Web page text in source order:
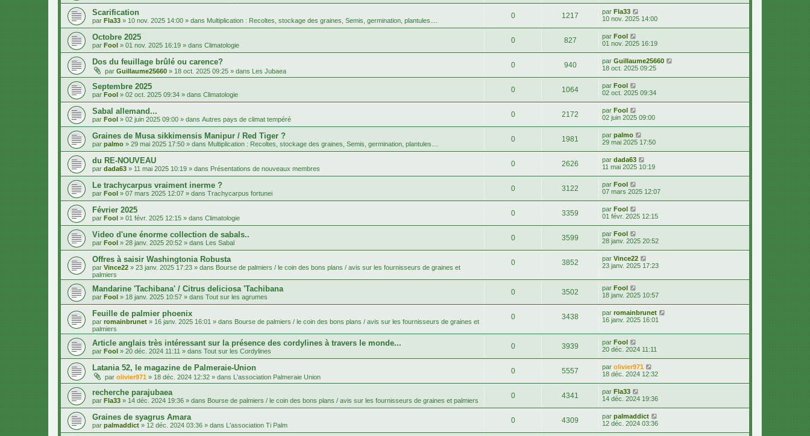
Scarification
par Fla33 » 10 nov. 2025 14:00 » dans Multiplication : Recoltes, stockage des graines, Semis, germination, plantules....
0 1217 par Fla33
10 nov. 2025 14:00
Octobre 2025
par Fool » 01 nov. 2025 16:19 » dans Climatologie
0 827 par Fool
01 nov. 2025 16:19
Dos du feuillage brûlé ou carence?
par Guillaume25660 » 18 oct. 2025 09:25 » dans Les Jubaea
0 940 par Guillaume25660
18 oct. 2025 09:25
Septembre 2025
par Fool » 02 oct. 2025 09:34 » dans Climatologie
0 1064 par Fool
02 oct. 2025 09:34
Sabal allemand...
par Fool » 02 juin 2025 09:00 » dans Autres pays de climat tempéré
0 2172 par Fool
02 juin 2025 09:00
Graines de Musa sikkimensis Manipur / Red Tiger ?
par palmo » 29 mai 2025 17:50 » dans Multiplication : Recoltes, stockage des graines, Semis, germination, plantules....
0 1981 par palmo
29 mai 2025 17:50
du RE-NOUVEAU
par dada63 » 11 mai 2025 10:19 » dans Présentations de nouveaux membres
0 2626 par dada63
11 mai 2025 10:19
Le trachycarpus vraiment inerme ?
par Fool » 07 mars 2025 12:07 » dans Trachycarpus fortunei
0 3122 par Fool
07 mars 2025 12:07
Février 2025
par Fool » 01 févr. 2025 12:15 » dans Climatologie
0 3359 par Fool
01 févr. 2025 12:15
Video d'une énorme collection de sabals..
par Fool » 28 janv. 2025 20:52 » dans Les Sabal
0 3599 par Fool
28 janv. 2025 20:52
Offres à saisir Washingtonia Robusta
par Vince22 » 23 janv. 2025 17:23 » dans Bourse de palmiers / le coin des bons plans / avis sur les fournisseurs de graines et
palmiers
0 3852 par Vince22
23 janv. 2025 17:23
Mandarine 'Tachibana' / Citrus deliciosa 'Tachibana
par Fool » 18 janv. 2025 10:57 » dans Tout sur les agrumes
0 3502 par Fool
18 janv. 2025 10:57
Feuille de palmier phoenix
par romainbrunet » 16 janv. 2025 16:01 » dans Bourse de palmiers / le coin des bons plans / avis sur les fournisseurs de graines et
palmiers
0 3438 par romainbrunet
16 janv. 2025 16:01
Article anglais très intéressant sur la présence des cordylines à travers le monde...
par Fool » 20 déc. 2024 11:11 » dans Tout sur les Cordylines
0 3939 par Fool
20 déc. 2024 11:11
Latania 52, le magazine de Palmeraie-Union
par olivier971 » 18 déc. 2024 12:32 » dans L'association Palmeraie Union
0 5557 par olivier971
18 déc. 2024 12:32
recherche parajubaea
par Fla33 » 14 déc. 2024 19:36 » dans Bourse de palmiers / le coin des bons plans / avis sur les fournisseurs de graines et palmiers
0 4341 par Fla33
14 déc. 2024 19:36
Graines de syagrus Amara
par palmaddict » 12 déc. 2024 03:36 » dans L'association Ti Palm
0 4309 par palmaddict
12 déc. 2024 03:36